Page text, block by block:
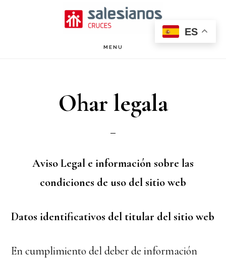
MENU
Ohar legala
Aviso Legal e información sobre las
condiciones de uso del sitio web
Datos identificativos del titular del sitio web
En cumplimiento del deber de información
ES